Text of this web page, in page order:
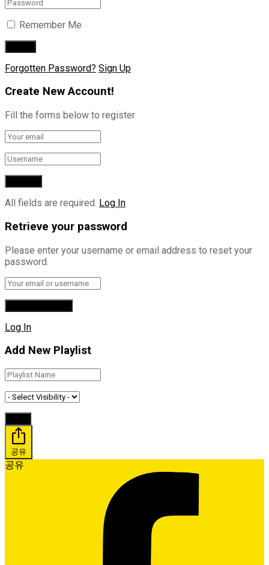
Remember Me
Forgotten Password? Sign Up
Create New Account!
Fill the forms below to register
All fields are required. Log In
Retrieve your password
Please enter your username or email address to reset your
password.
Log In
Add New Playlist
공유
공유